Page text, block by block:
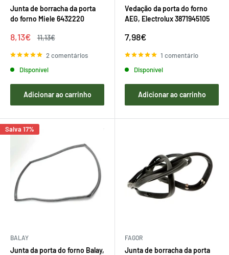
Junta de borracha da porta
do forno Miele 6432220
Preço
venda
8,13€
Preço
11,13€
2 comentários
Disponível
Adicionar ao carrinho
Vedação da porta do forno
AEG, Electrolux 3871945105
Preço
venda
7,98€
1 comentário
Disponível
Adicionar ao carrinho
Salva 17%
BALAY
Junta da porta do forno Balay,
FAGOR
Junta de borracha da porta